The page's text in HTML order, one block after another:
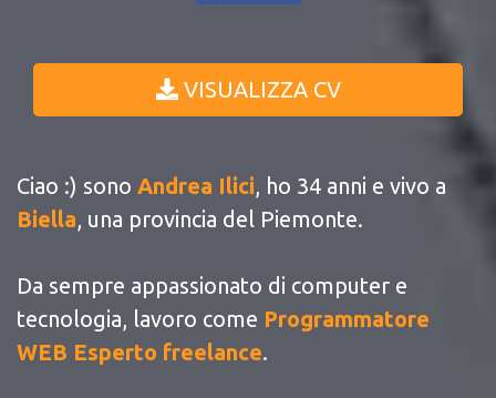
VISUALIZZA CV
Ciao :) sono Andrea Ilici, ho 34 anni e vivo a
Biella, una provincia del Piemonte.
Da sempre appassionato di computer e
tecnologia, lavoro come Programmatore
WEB Esperto freelance.